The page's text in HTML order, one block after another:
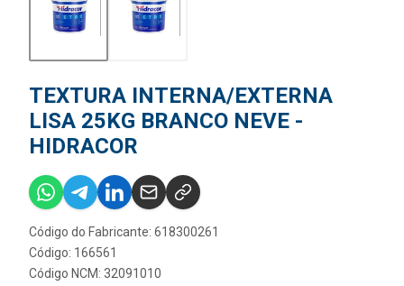
TEXTURA INTERNA/EXTERNA
LISA 25KG BRANCO NEVE -
HIDRACOR
Código do Fabricante: 618300261
Código: 166561
Código NCM: 32091010